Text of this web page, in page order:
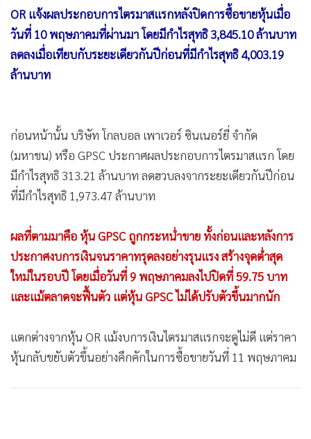
• เกม
• วิทยาศาสตร์
• SMEs
• หุ้น
• Celeb Online
• Factcheck
• ญี่ปุ่น
News1
Gotomanager
OR แจ้งผลประกอบการไตรมาสแรกหลังปิดการซื้อขายหุ้นเมื่อ
วันที่ 10 พฤษภาคมที่ผ่านมา โดยมีกำไรสุทธิ 3,845.10 ล้านบาท
ลดลงเมื่อเทียบกับระยะเดียวกันปีก่อนที่มีกำไรสุทธิ 4,003.19
ล้านบาท
ก่อนหน้านั้น บริษัท โกลบอล เพาเวอร์ ซินเนอร์ยี่ จำกัด
(มหาชน) หรือ GPSC ประกาศผลประกอบการไตรมาสแรก โดย
มีกำไรสุทธิ 313.21 ล้านบาท ลดฮวบลงจากระยะเดียวกันปีก่อน
ที่มีกำไรสุทธิ 1,973.47 ล้านบาท
ผลที่ตามมาคือ หุ้น GPSC ถูกกระหน่ำขาย ทั้งก่อนและหลังการ
ประกาศงบการเงินจนราคาทรุดลงอย่างรุนแรง สร้างจุดต่ำสุด
ใหม่ในรอบปี โดยเมื่อวันที่ 9 พฤษภาคมลงไปปิดที่ 59.75 บาท
และแม้ตลาดจะฟื้นตัว แต่หุ้น GPSC ไม่ได้ปรับตัวขึ้นมากนัก
แตกต่างจากหุ้น OR แม้งบการเงินไตรมาสแรกจะดูไม่ดี แต่ราคา
หุ้นกลับขยับตัวขึ้นอย่างคึกคักในการซื้อขายวันที่ 11 พฤษภาคม